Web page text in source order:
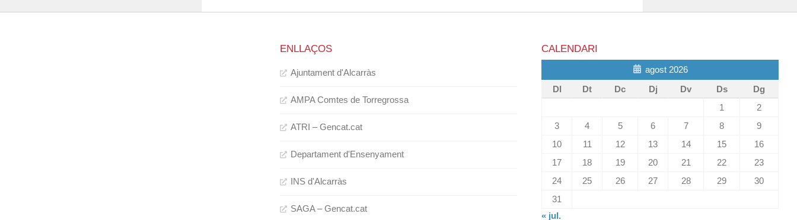
ENLLAÇOS
Ajuntament d'Alcarràs
AMPA Comtes de Torregrossa
ATRI – Gencat.cat
Departament d'Ensenyament
INS d'Alcarràs
SAGA – Gencat.cat
CALENDARI
agost 2026
Dl
Dt Dc Dj Dv Ds
Dg
1
2
3
4 5 6 7 8
9
10
11 12 13 14 15
16
17
18 19 20 21 22
23
24
25 26 27 28 29
30
31
« jul.